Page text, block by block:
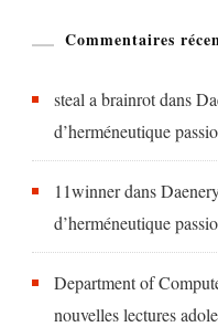
Commentaires
steal a brainrotdans
d’herméneutique
11winnerdans
d’herméneutique
Department of
nouvelles lectures